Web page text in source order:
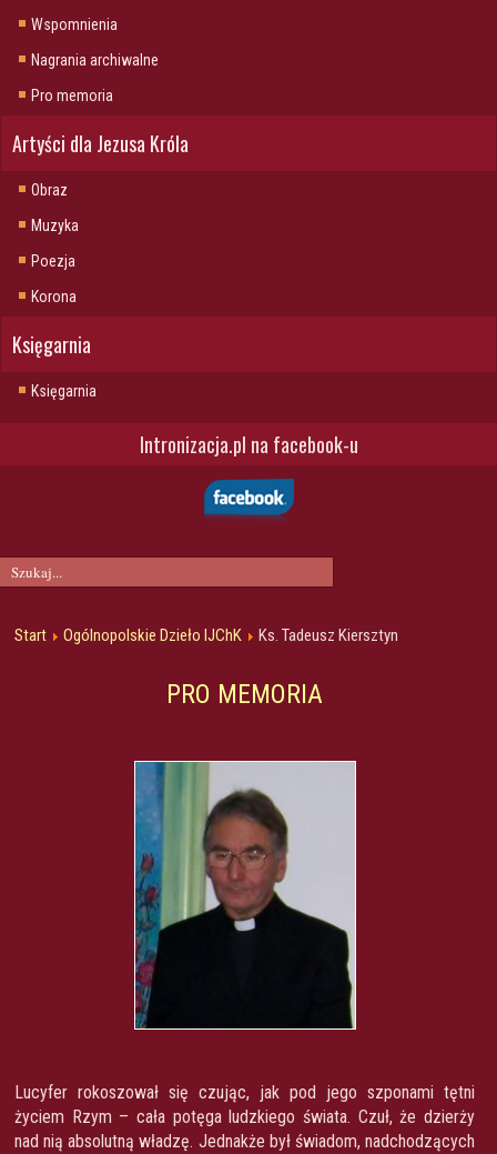
Wspomnienia
Nagrania archiwalne
Pro memoria
Artyści dla Jezusa Króla
Obraz
Muzyka
Poezja
Korona
Księgarnia
Księgarnia
Intronizacja.pl na facebook-u
Start Ogólnopolskie Dzieło IJChK Ks. Tadeusz Kiersztyn
PRO MEMORIA
Lucyfer rokoszował się czując, jak pod jego szponami tętni
życiem Rzym – cała potęga ludzkiego świata. Czuł, że dzierży
nad nią absolutną władzę. Jednakże był świadom, nadchodzących